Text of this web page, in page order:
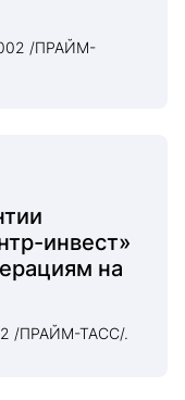
/ПРАЙМ-
инвест»
на
/ПРАЙМ-ТАСС/.